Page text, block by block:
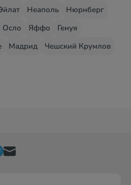
Неаполь
Нюрнберг
Осло Яффо
Генуя
Мадрид
Чешский Крумлов